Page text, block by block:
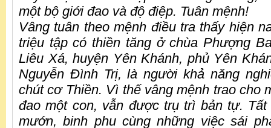
một bộ giới đao và độ điệp. Tuân mệnh!
Vâng tuân theo mệnh điều tra thấy hiện
triệu tập có thiền tăng ở chùa Phượng
Liêu Xá, huyện Yên Khánh, phủ Yên
Nguyễn Đình Trị, là người khả năng
chút cơ Thiền. Vì thế vâng mệnh trao cho
đao một con, vẫn được trụ trì bản tự.
mướn, binh phu cùng những việc sái